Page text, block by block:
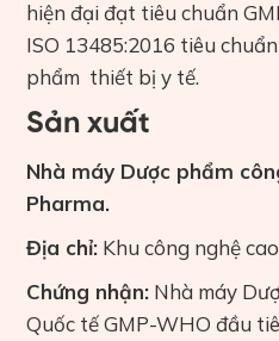
hiện đại đạt tiêu chuẩn
ISO 13485:2016 tiêu
phẩm thiết bị y tế.
Sản xuất
Nhà máy Dược phẩm
Pharma.
Địa chỉ: Khu công nghệ
Chứng nhận: Nhà máy
Quốc tế GMP-WHO đầu